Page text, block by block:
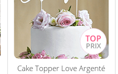
Cake Topper Love Argenté